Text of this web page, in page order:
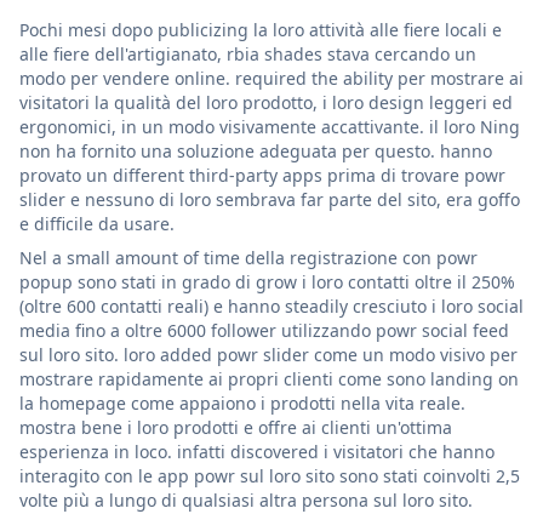
Pochi mesi dopo publicizing la loro attività alle fiere locali e
alle fiere dell'artigianato, rbia shades stava cercando un
modo per vendere online. required the ability per mostrare ai
visitatori la qualità del loro prodotto, i loro design leggeri ed
ergonomici, in un modo visivamente accattivante. il loro Ning
non ha fornito una soluzione adeguata per questo. hanno
provato un different third-party apps prima di trovare powr
slider e nessuno di loro sembrava far parte del sito, era goffo
e difficile da usare.
Nel a small amount of time della registrazione con powr
popup sono stati in grado di grow i loro contatti oltre il 250%
(oltre 600 contatti reali) e hanno steadily cresciuto i loro social
media fino a oltre 6000 follower utilizzando powr social feed
sul loro sito. loro added powr slider come un modo visivo per
mostrare rapidamente ai propri clienti come sono landing on
la homepage come appaiono i prodotti nella vita reale.
mostra bene i loro prodotti e offre ai clienti un'ottima
esperienza in loco. infatti discovered i visitatori che hanno
interagito con le app powr sul loro sito sono stati coinvolti 2,5
volte più a lungo di qualsiasi altra persona sul loro sito.